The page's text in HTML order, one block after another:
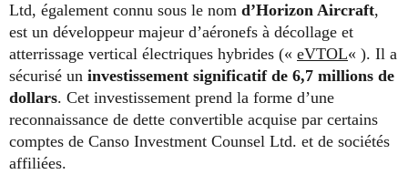
Ltd, également connu sous le nom d’Horizon Aircraft,
est un développeur majeur d’aéronefs à décollage et
atterrissage vertical électriques hybrides (« eVTOL« ). Il a
sécurisé un investissement significatif de 6,7 millions de
dollars. Cet investissement prend la forme d’une
reconnaissance de dette convertible acquise par certains
comptes de Canso Investment Counsel Ltd. et de sociétés
affiliées.